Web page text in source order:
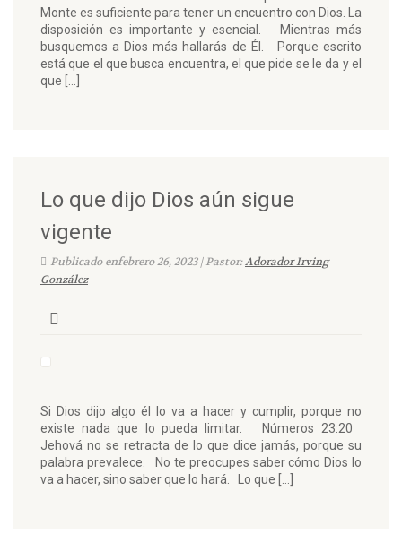
Monte es suficiente para tener un encuentro con Dios. La
disposición es importante y esencial. Mientras más
busquemos a Dios más hallarás de Él. Porque escrito
está que el que busca encuentra, el que pide se le da y el
que […]
Lo que dijo Dios aún sigue
vigente
Publicado enfebrero 26, 2023 | Pastor:Adorador Irving
González
Si Dios dijo algo él lo va a hacer y cumplir, porque no
existe nada que lo pueda limitar. Números 23:20
Jehová no se retracta de lo que dice jamás, porque su
palabra prevalece. No te preocupes saber cómo Dios lo
va a hacer, sino saber que lo hará. Lo que […]